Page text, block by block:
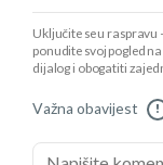
Uključite se u raspravu
ponudite svoj pogled
dijalog i obogatiti
Važna obavijest !